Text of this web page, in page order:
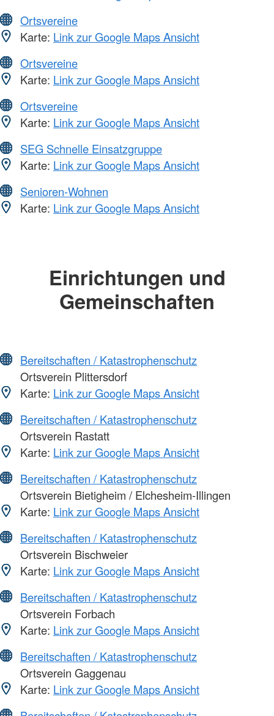
Ortsvereine
Karte: Link zur Google Maps Ansicht
Ortsvereine
Karte: Link zur Google Maps Ansicht
Ortsvereine
Karte: Link zur Google Maps Ansicht
SEG Schnelle Einsatzgruppe
Karte: Link zur Google Maps Ansicht
Senioren-Wohnen
Karte: Link zur Google Maps Ansicht
Einrichtungen und
Gemeinschaften
Bereitschaften / Katastrophenschutz
Ortsverein Plittersdorf
Karte: Link zur Google Maps Ansicht
Bereitschaften / Katastrophenschutz
Ortsverein Rastatt
Karte: Link zur Google Maps Ansicht
Bereitschaften / Katastrophenschutz
Ortsverein Bietigheim / Elchesheim-Illingen
Karte: Link zur Google Maps Ansicht
Bereitschaften / Katastrophenschutz
Ortsverein Bischweier
Karte: Link zur Google Maps Ansicht
Bereitschaften / Katastrophenschutz
Ortsverein Forbach
Karte: Link zur Google Maps Ansicht
Bereitschaften / Katastrophenschutz
Ortsverein Gaggenau
Karte: Link zur Google Maps Ansicht